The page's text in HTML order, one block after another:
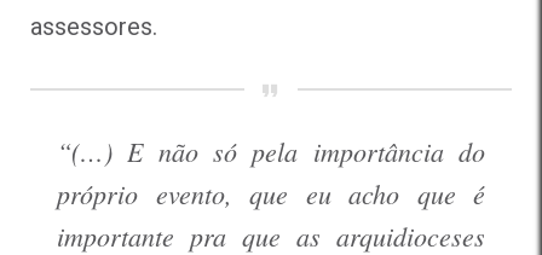
assessores.
“(…) E não só pela importância do
próprio evento, que eu acho que é
importante pra que as arquidioceses